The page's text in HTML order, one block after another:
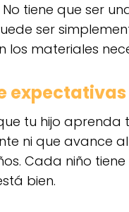
tiene que ser
ser
los materiales
tu hijo aprenda
ni que avance
Cada niño
bien.